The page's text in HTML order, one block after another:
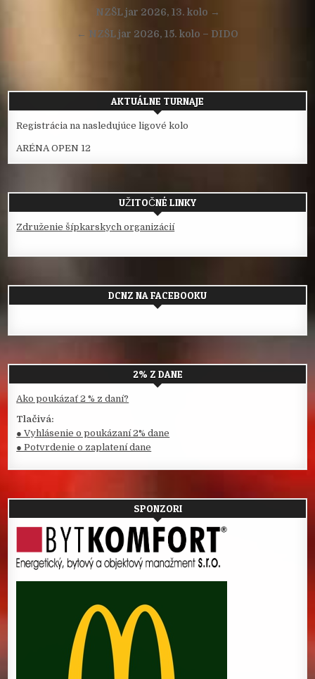
NavigáciaNZŠL jar 2026, 13. kolo →
← NZŠL jar 2026, 15. kolo – DIDO
AKTUÁLNE TURNAJE
Registrácia na nasledujúce ligové kolo
ARÉNA OPEN 12
UŽITOČNÉ LINKY
Združenie šípkarskych organizácií
DCNZ NA FACEBOOKU
2% Z DANE
Ako poukázať 2 % z daní?
Tlačivá:
● Vyhlásenie o poukázaní 2% dane
● Potvrdenie o zaplatení dane
SPONZORI